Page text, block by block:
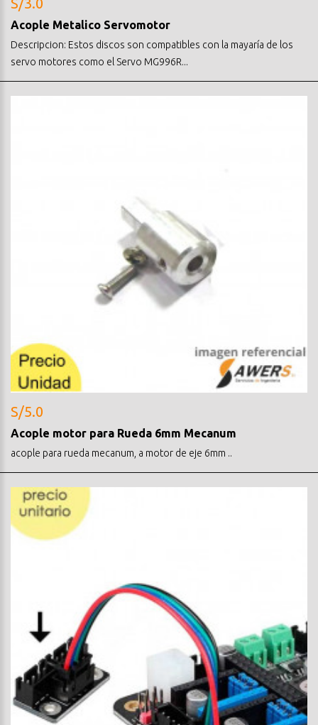
Acople Metalico Servomotor
Descripcion: Estos discos son compatibles con la mayaría de los
servo motores como el Servo MG996R...
S/5.0
Acople motor para Rueda 6mm Mecanum
acople para rueda mecanum, a motor de eje 6mm ..